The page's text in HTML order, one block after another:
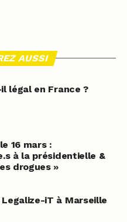
AUSSI
légal en France ?
16 mars :
à la présidentielle &
drogues »
iT à Marseille